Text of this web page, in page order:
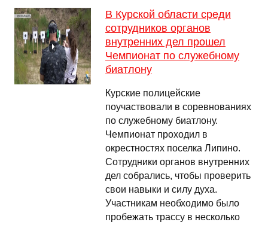
В Курской области среди
сотрудников органов
внутренних дел прошел
Чемпионат по служебному
биатлону
Курские полицейские
поучаствовали в соревнованиях
по служебному биатлону.
Чемпионат проходил в
окрестностях поселка Липино.
Сотрудники органов внутренних
дел собрались, чтобы проверить
свои навыки и силу духа.
Участникам необходимо было
пробежать трассу в несколько